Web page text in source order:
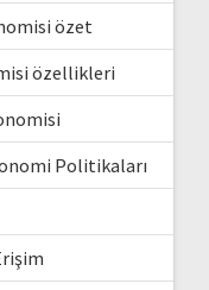
özet
özellikleri
Politikaları